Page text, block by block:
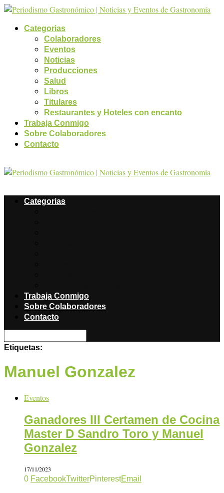
Categorias
Colaboradores
Eventos
Noticias
Producciones
Salud
Libros
Titulares
Restaurantes y Hoteles con encanto
Trabaja Conmigo
Sobre Colaboradores
Contacto
Categorias
Trabaja Conmigo
Sobre Colaboradores
Contacto
Etiquetas:
Manuel Gonzalez
Eventos
Ganadores III Certamen de Cocina
Master D Sandro Toro y Manuel
Gonzalez
17/11/2023
0 FacebookTwitterPinterestEmail